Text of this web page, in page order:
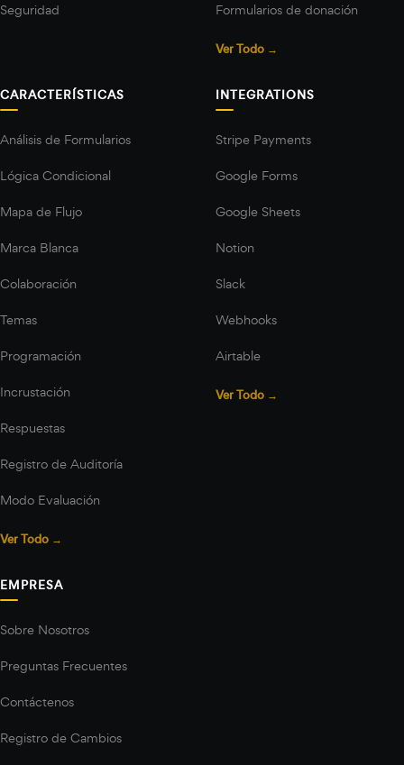
Seguridad Formularios de donación
Ver Todo →
CARACTERÍSTICAS
Análisis de Formularios
Lógica Condicional
Mapa de Flujo
Marca Blanca
Colaboración
Temas
Programación
Incrustación
Respuestas
Registro de Auditoría
Modo Evaluación
Ver Todo →
INTEGRATIONS
Stripe Payments
Google Forms
Google Sheets
Notion
Slack
Webhooks
Airtable
Ver Todo →
EMPRESA
Sobre Nosotros
Preguntas Frecuentes
Contáctenos
Registro de Cambios